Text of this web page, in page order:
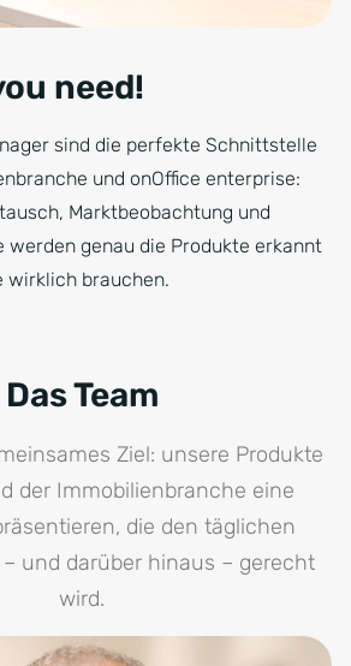
need!
sind die perfekte Schnittstelle
und onOffice enterprise:
Marktbeobachtung und
genau die Produkte erkannt
wirklich brauchen.
Das Team
Ziel: unsere Produkte
der Immobilienbranche eine
die den täglichen
und darüber hinaus – gerecht
wird.